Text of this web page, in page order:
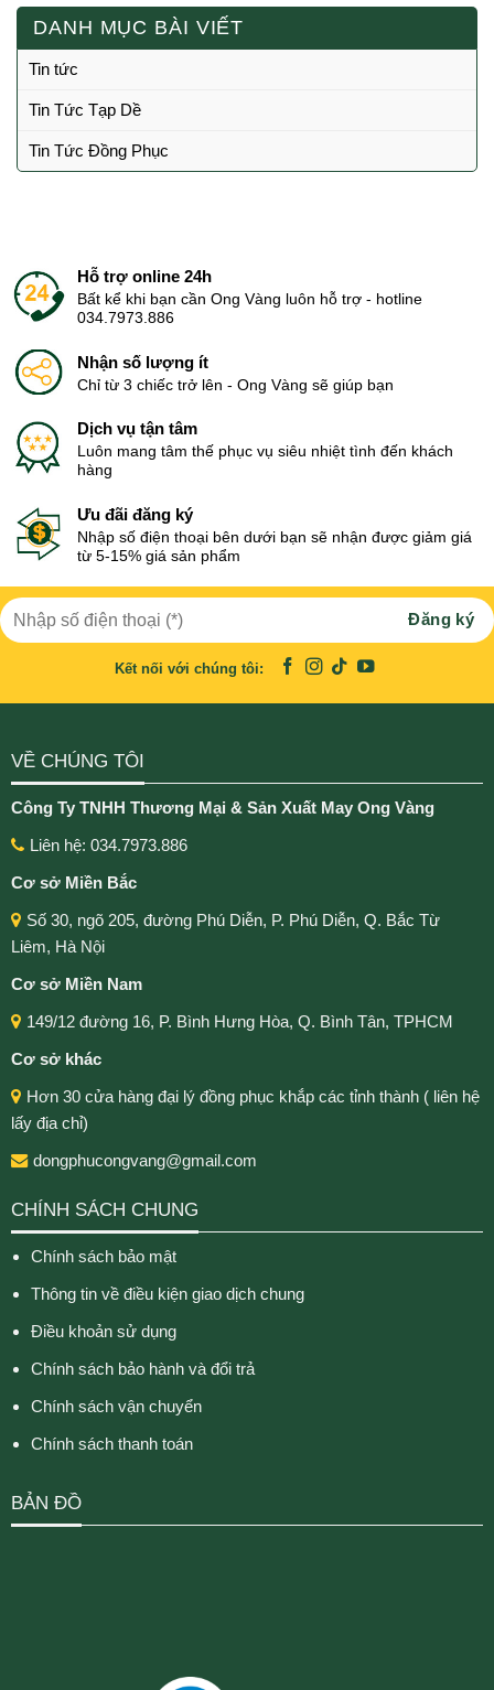
DANH MỤC BÀI VIẾT
Tin tức
Tin Tức Tạp Dề
Tin Tức Đồng Phục
Hỗ trợ online 24h
Bất kể khi bạn cần Ong Vàng luôn hỗ trợ - hotline
034.7973.886
Nhận số lượng ít
Chỉ từ 3 chiếc trở lên - Ong Vàng sẽ giúp bạn
Dịch vụ tận tâm
Luôn mang tâm thế phục vụ siêu nhiệt tình đến khách
hàng
Ưu đãi đăng ký
Nhập số điện thoại bên dưới bạn sẽ nhận được giảm giá
từ 5-15% giá sản phẩm
Kết nối với chúng tôi:
VỀ CHÚNG TÔI
Công Ty TNHH Thương Mại & Sản Xuất May Ong Vàng
Liên hệ: 034.7973.886
Cơ sở Miền Bắc
Số 30, ngõ 205, đường Phú Diễn, P. Phú Diễn, Q. Bắc Từ
Liêm, Hà Nội
Cơ sở Miền Nam
149/12 đường 16, P. Bình Hưng Hòa, Q. Bình Tân, TPHCM
Cơ sở khác
Hơn 30 cửa hàng đại lý đồng phục khắp các tỉnh thành ( liên hệ
lấy địa chỉ)
dongphucongvang@gmail.com
CHÍNH SÁCH CHUNG
Chính sách bảo mật
Thông tin về điều kiện giao dịch chung
Điều khoản sử dụng
Chính sách bảo hành và đổi trả
Chính sách vận chuyển
Chính sách thanh toán
BẢN ĐỒ